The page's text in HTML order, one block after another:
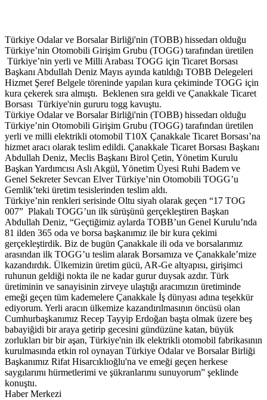
Türkiye Odalar ve Borsalar Birliği'nin (TOBB) hissedarı olduğu
Türkiye’nin Otomobili Girişim Grubu (TOGG) tarafından üretilen
Türkiye’nin yerli ve Milli Arabası TOGG için Ticaret Borsası
Başkanı Abdullah Deniz Mayıs ayında katıldığı TOBB Delegeleri
Hizmet Şeref Belgele töreninde yapılan kura çekiminde TOGG için
kura çekerek sıra almıştı. Beklenen sıra geldi ve Çanakkale Ticaret
Borsası Türkiye'nin gururu togg kavuştu.
Türkiye Odalar ve Borsalar Birliği'nin (TOBB) hissedarı olduğu
Türkiye’nin Otomobili Girişim Grubu (TOGG) tarafından üretilen
yerli ve milli elektrikli otomobil T10X Çanakkale Ticaret Borsası’na
hizmet aracı olarak teslim edildi. Çanakkale Ticaret Borsası Başkanı
Abdullah Deniz, Meclis Başkanı Birol Çetin, Yönetim Kurulu
Başkan Yardımcısı Aslı Akgül, Yönetim Üyesi Ruhi Badem ve
Genel Sekreter Sevcan Elver Türkiye’nin Otomobili TOGG’u
Gemlik’teki üretim tesislerinden teslim aldı.
Türkiye’nin renkleri serisinde Oltu siyah olarak geçen “17 TOG
007” Plakalı TOGG’un ilk sürüşünü gerçekleştiren Başkan
Abdullah Deniz, “Geçtiğimiz aylarda TOBB’un Genel Kurulu’nda
81 ilden 365 oda ve borsa başkanımız ile bir kura çekimi
gerçekleştirdik. Biz de bugün Çanakkale ili oda ve borsalarımız
arasından ilk TOGG’u teslim alarak Borsamıza ve Çanakkale’mize
kazandırdık. Ülkemizin üretim gücü, AR-Ge altyapısı, girişimci
ruhunun geldiği nokta ile ne kadar gurur duysak azdır. Türk
üretiminin ve sanayisinin zirveye ulaştığı aracımızın üretiminde
emeği geçen tüm kademelere Çanakkale İş dünyası adına teşekkür
ediyorum. Yerli aracın ülkemize kazandırılmasının öncüsü olan
Cumhurbaşkanımız Recep Tayyip Erdoğan başta olmak üzere beş
babayiğidi bir araya getirip gecesini gündüzüne katan, büyük
zorlukları bir bir aşan, Türkiye'nin ilk elektrikli otomobil fabrikasının
kurulmasında etkin rol oynayan Türkiye Odalar ve Borsalar Birliği
Başkanımız Rifat Hisarcıklıoğlu'na ve emeği geçen herkese
saygılarımı hürmetlerimi ve şükranlarımı sunuyorum” şeklinde
konuştu.
Haber Merkezi